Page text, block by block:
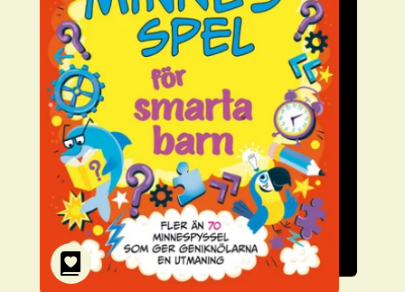
För bibliotek